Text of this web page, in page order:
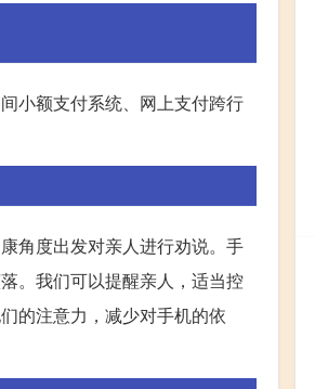
小额支付系统、网上支付跨行
角度出发对亲人进行劝说。手
。我们可以提醒亲人，适当控
的注意力，减少对手机的依